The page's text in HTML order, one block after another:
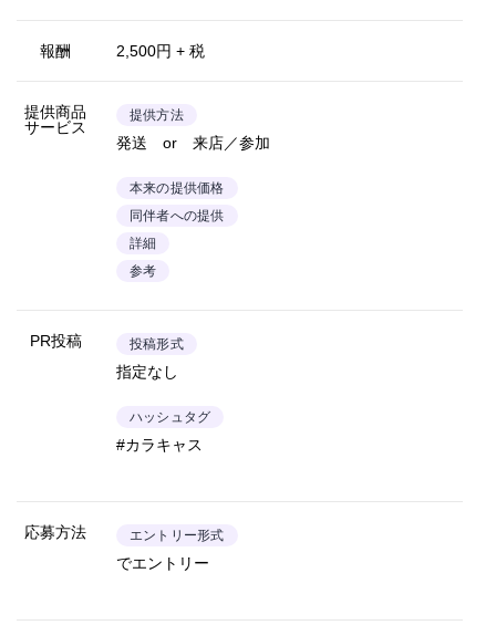
報酬 2,500円 + 税
提供商品
サービス
提供方法
発送 or 来店／参加
本来の提供価格
同伴者への提供
詳細
参考
PR投稿 投稿形式
指定なし
ハッシュタグ
#カラキャス
応募方法 エントリー形式
でエントリー